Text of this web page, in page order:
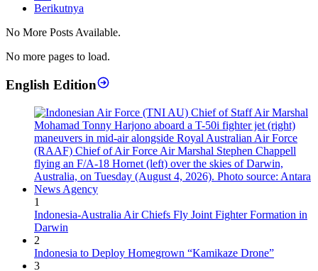
2
…
Berikutnya
No More Posts Available.
No more pages to load.
English Edition